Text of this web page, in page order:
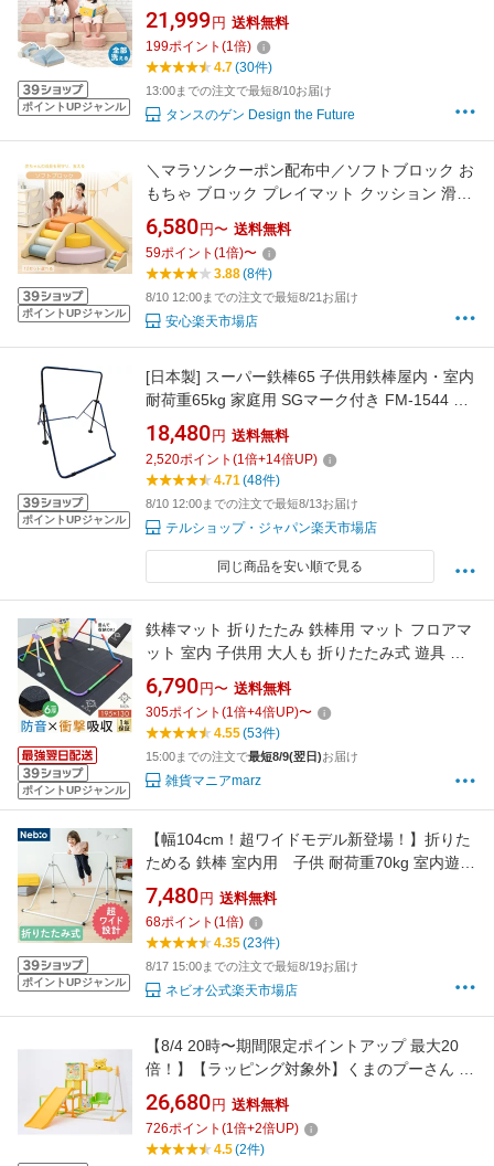
ポイントUPジャンル
クソファ 組み合わせ 積み木 つみき クッション
知育おもちゃ 知育玩具 知育 幼児 子供 こども
女の子 男の子 室内遊具 大型遊具
21,999 円 送料無料
199ポイント (1倍)
4.7(30件)
13:00までの注文で最短8/10お届け
タンスのゲン Design the Future
ポイントUPジャンル
＼マラソンクーポン配布中／ソフトブロック お
もちゃ ブロック プレイマット クッション 滑り
台 自由に 組み合わせ アスレチック 布製 玩具
大型遊具 大型 室内遊具 キッズスペース キッズ
コーナー 子供 こども 幼児 保育園 保育用品 す
べりだい お祝い
6,580 円〜 送料無料
59ポイント (1倍)〜
3.88(8件)
8/10 12:00までの注文で最短8/21お届け
安心楽天市場店
ポイントUPジャンル
[日本製] スーパー鉄棒65 子供用鉄棒屋内・室内
耐荷重65kg 家庭用 SGマーク付き FM-1544 屋
外利用可
18,480 円 送料無料
2,520ポイント (1倍+14倍UP)
4.71(48件)
8/10 12:00までの注文で最短8/13お届け
テルショップ・ジャパン楽天市場店
同じ商品を安い順で見る
ポイントUPジャンル
鉄棒マット 折りたたみ 鉄棒用 マット フロアマ
ット 室内 子供用 大人も 折りたたみ式 遊具 お
もちゃ 運動 逆上がり 練習 ダイエット器具 スポ
ーツ キッズ プレゼント ギフト 小学生 男の子
女の子 プレゼント 孫
6,790 円〜 送料無料
305ポイント (1倍+4倍UP)〜
4.55(53件)
15:00までの注文で最短8/9(翌日)お届け
雑貨マニアmarz
ポイントUPジャンル
【幅104cm！超ワイドモデル新登場！】折りた
ためる 鉄棒 室内用 子供 耐荷重70kg 室内遊具
運動 折りたたみ鉄棒ワイド nebio ネビオ
7,480 円 送料無料
68ポイント (1倍)
4.35(23件)
8/17 15:00までの注文で最短8/19お届け
ネビオ公式楽天市場店
【8/4 20時〜期間限定ポイントアップ 最大20
倍！】【ラッピング対象外】くまのプーさん お
りたたみロングスロープ キッズパークSPプラ
スおもちゃ こども 子供 知育 勉強 遊具 室内 2
歳
26,680 円 送料無料
726ポイント (1倍+2倍UP)
4.5(2件)